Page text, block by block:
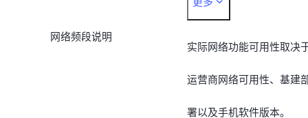
B34/B38/B39/B40/B41;
4G FDD-LTE:
B1/B3/B4/B5/B7/B8/B18/
9/B26/B28A;
网络频段说明
实际网络功能可用性取决
运营商网络可用性、基建
署以及手机软件版本。